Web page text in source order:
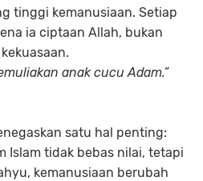
tinggi kemanusiaan. Setiap
ia ciptaan Allah, bukan
anak cucu Adam.”
satu hal penting:
Islam tidak bebas nilai, tetapi
kemanusiaan berubah